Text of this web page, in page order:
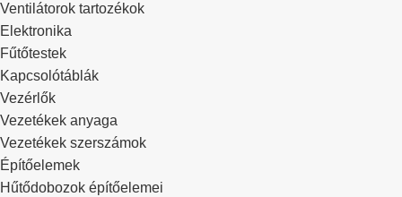
Ventilátorok tartozékok
Elektronika
Fűtőtestek
Kapcsolótáblák
Vezérlők
Vezetékek anyaga
Vezetékek szerszámok
Építőelemek
Hűtődobozok építőelemei